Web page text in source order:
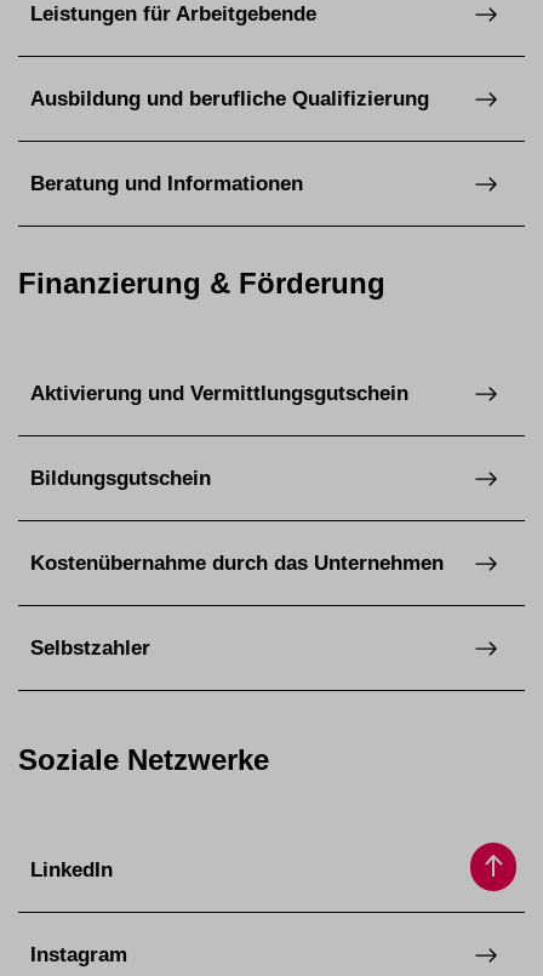
Leistungen für Arbeitgebende
Ausbildung und berufliche Qualifizierung
Beratung und Informationen
Finanzierung & Förderung
Aktivierung und Vermittlungsgutschein
Bildungsgutschein
Kostenübernahme durch das Unternehmen
Selbstzahler
Soziale Netzwerke
LinkedIn
Instagram